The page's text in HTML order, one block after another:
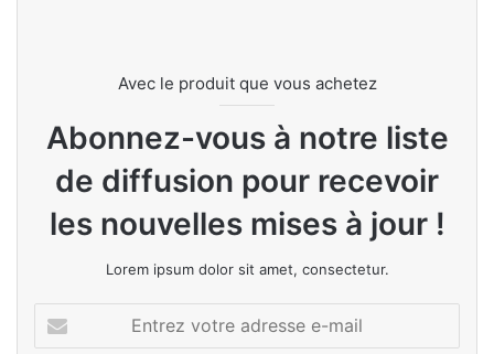
Avec le produit que vous achetez
Abonnez-vous à notre liste
de diffusion pour recevoir
les nouvelles mises à jour !
Lorem ipsum dolor sit amet, consectetur.